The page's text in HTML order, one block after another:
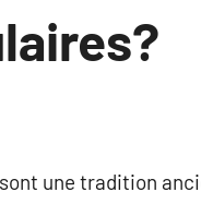
une tradition